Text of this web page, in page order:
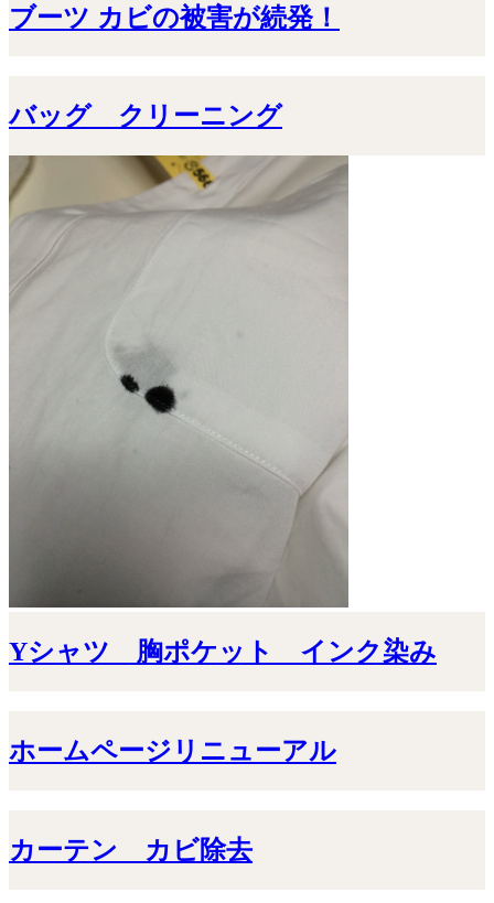
ブーツ カビの被害が続発！
バッグ クリーニング
Yシャツ 胸ポケット インク染み
ホームページリニューアル
カーテン カビ除去